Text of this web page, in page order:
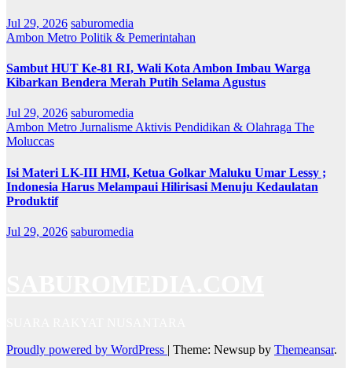
Jul 29, 2026 saburomedia
Ambon Metro Politik & Pemerintahan
Sambut HUT Ke-81 RI, Wali Kota Ambon Imbau Warga
Kibarkan Bendera Merah Putih Selama Agustus
Jul 29, 2026 saburomedia
Ambon Metro Jurnalisme Aktivis Pendidikan & Olahraga The
Moluccas
Isi Materi LK-III HMI, Ketua Golkar Maluku Umar Lessy ;
Indonesia Harus Melampaui Hilirisasi Menuju Kedaulatan
Produktif
Jul 29, 2026 saburomedia
Proudly powered by WordPress | Theme: Newsup by Themeansar.